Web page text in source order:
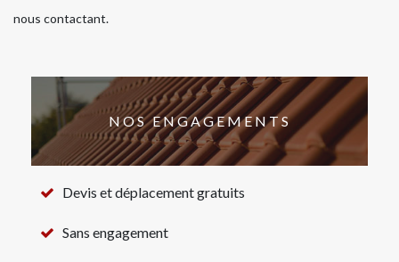
nous contactant.
NOS ENGAGEMENTS
Devis et déplacement gratuits
Sans engagement